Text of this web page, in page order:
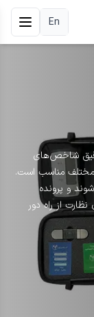
En
شاخص‌های
مختلف مناسب است.
و پرونده
از راه دور